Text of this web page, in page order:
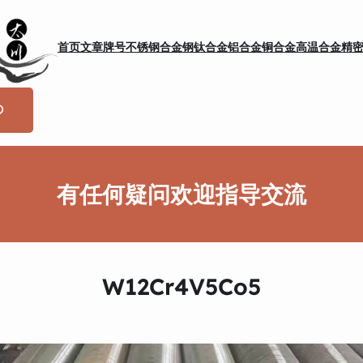
首页文章牌号不锈钢合金钢钛合金铝合金铜合金高温合金精
有任何疑问欢迎指导交流
W12Cr4V5Co5